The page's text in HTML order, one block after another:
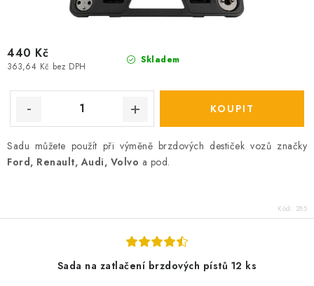
Skladem
363,64 Kč bez DPH
440 Kč
Sadu můžete použít při výměně brzdových destiček vozů značky
Ford, Renault, Audi, Volvo a pod.
Kód: 285
Sada na zatlačení brzdových pístů 12 ks